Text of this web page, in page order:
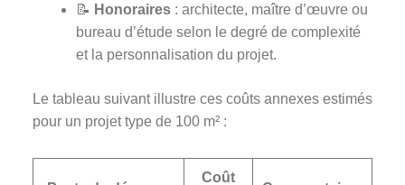
📝 Honoraires : architecte, maître d’œuvre ou
bureau d’étude selon le degré de complexité
et la personnalisation du projet.
Le tableau suivant illustre ces coûts annexes estimés
pour un projet type de 100 m² :
Coût